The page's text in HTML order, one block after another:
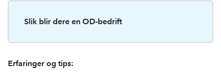
Slik blir dere en OD-bedrift
Erfaringer og tips: